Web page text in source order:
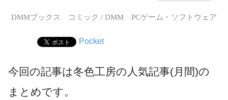
DMMブックス コミック / DMM PCゲーム・ソフトウェア
Pocket
今回の記事は冬色工房の人気記事(月間)の
まとめです。